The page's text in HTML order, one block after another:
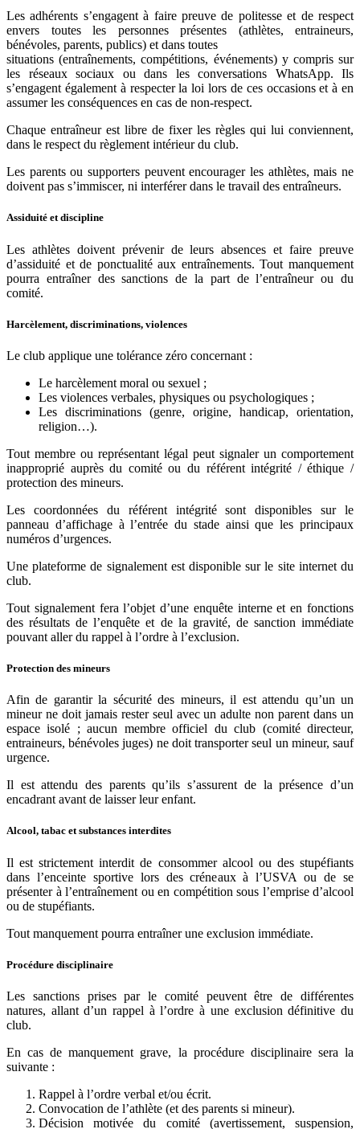
Les adhérents s’engagent à faire preuve de politesse et de respect
envers toutes les personnes présentes (athlètes, entraineurs,
bénévoles, parents, publics) et dans toutes
situations (entraînements, compétitions, événements) y compris sur
les réseaux sociaux ou dans les conversations WhatsApp. Ils
s’engagent également à respecter la loi lors de ces occasions et à en
assumer les conséquences en cas de non-respect.
Chaque entraîneur est libre de fixer les règles qui lui conviennent,
dans le respect du règlement intérieur du club.
Les parents ou supporters peuvent encourager les athlètes, mais ne
doivent pas s’immiscer, ni interférer dans le travail des entraîneurs.
Assiduité et discipline
Les athlètes doivent prévenir de leurs absences et faire preuve
d’assiduité et de ponctualité aux entraînements. Tout manquement
pourra entraîner des sanctions de la part de l’entraîneur ou du
comité.
Harcèlement, discriminations, violences
Le club applique une tolérance zéro concernant :
Le harcèlement moral ou sexuel ;
Les violences verbales, physiques ou psychologiques ;
Les discriminations (genre, origine, handicap, orientation,
religion…).
Tout membre ou représentant légal peut signaler un comportement
inapproprié auprès du comité ou du référent intégrité / éthique /
protection des mineurs.
Les coordonnées du référent intégrité sont disponibles sur le
panneau d’affichage à l’entrée du stade ainsi que les principaux
numéros d’urgences.
Une plateforme de signalement est disponible sur le site internet du
club.
Tout signalement fera l’objet d’une enquête interne et en fonctions
des résultats de l’enquête et de la gravité, de sanction immédiate
pouvant aller du rappel à l’ordre à l’exclusion.
Protection des mineurs
Afin de garantir la sécurité des mineurs, il est attendu qu’un un
mineur ne doit jamais rester seul avec un adulte non parent dans un
espace isolé ; aucun membre officiel du club (comité directeur,
entraineurs, bénévoles juges) ne doit transporter seul un mineur, sauf
urgence.
Il est attendu des parents qu’ils s’assurent de la présence d’un
encadrant avant de laisser leur enfant.
Alcool, tabac et substances interdites
Il est strictement interdit de consommer alcool ou des stupéfiants
dans l’enceinte sportive lors des créneaux à l’USVA ou de se
présenter à l’entraînement ou en compétition sous l’emprise d’alcool
ou de stupéfiants.
Tout manquement pourra entraîner une exclusion immédiate.
Procédure disciplinaire
Les sanctions prises par le comité peuvent être de différentes
natures, allant d’un rappel à l’ordre à une exclusion définitive du
club.
En cas de manquement grave, la procédure disciplinaire sera la
suivante :
Rappel à l’ordre verbal et/ou écrit.
Convocation de l’athlète (et des parents si mineur).
Décision motivée du comité (avertissement, suspension,